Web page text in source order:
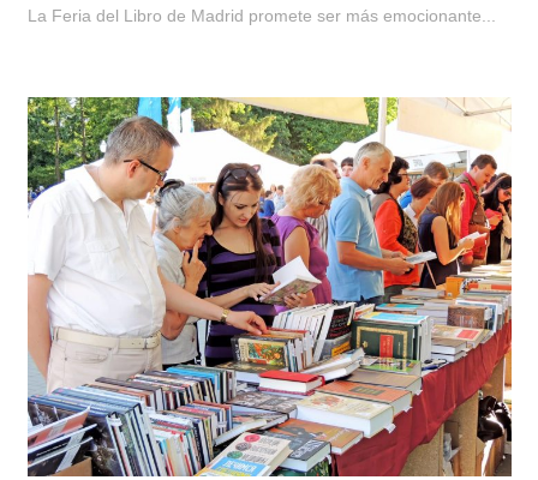
La Feria del Libro de Madrid promete ser más emocionante...